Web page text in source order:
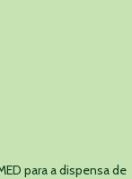
para a dispensa de